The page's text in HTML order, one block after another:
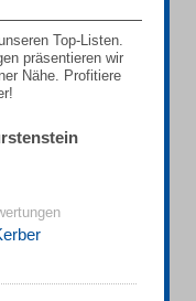
Top-Listen.
präsentieren wir
Nähe. Profitiere